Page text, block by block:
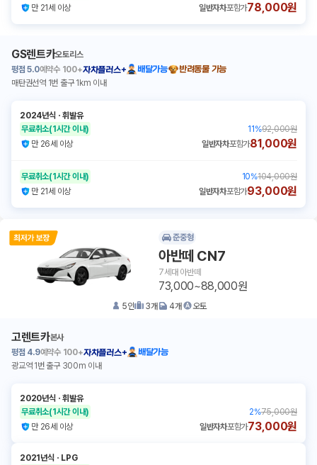
만 21세 이상
일반자차포함가78,000원
GS렌트카오토리스
평점 5.0예약수 100+자차플러스+ 배달가능
반려동물 가능
매탄권선역 1번 출구 1km 이내
2024년식 ㆍ휘발유
무료취소(1시간 이내) 11 %92,000원
만 26세 이상
일반자차포함가81,000원
무료취소(1시간 이내) 10%104,000원
만 21세 이상
일반자차포함가93,000원
준중형
아반떼 CN7
7세대 아반떼
73,000~88,000원
5인 3개 4개 오토
고렌트카본사
평점 4.9예약수 100+자차플러스+
배달가능
광교역 1번 출구 300m 이내
2020년식 ㆍ휘발유
무료취소(1시간 이내) 2%75,000원
만 26세 이상
일반자차포함가73,000원
2021년식 ㆍ LPG